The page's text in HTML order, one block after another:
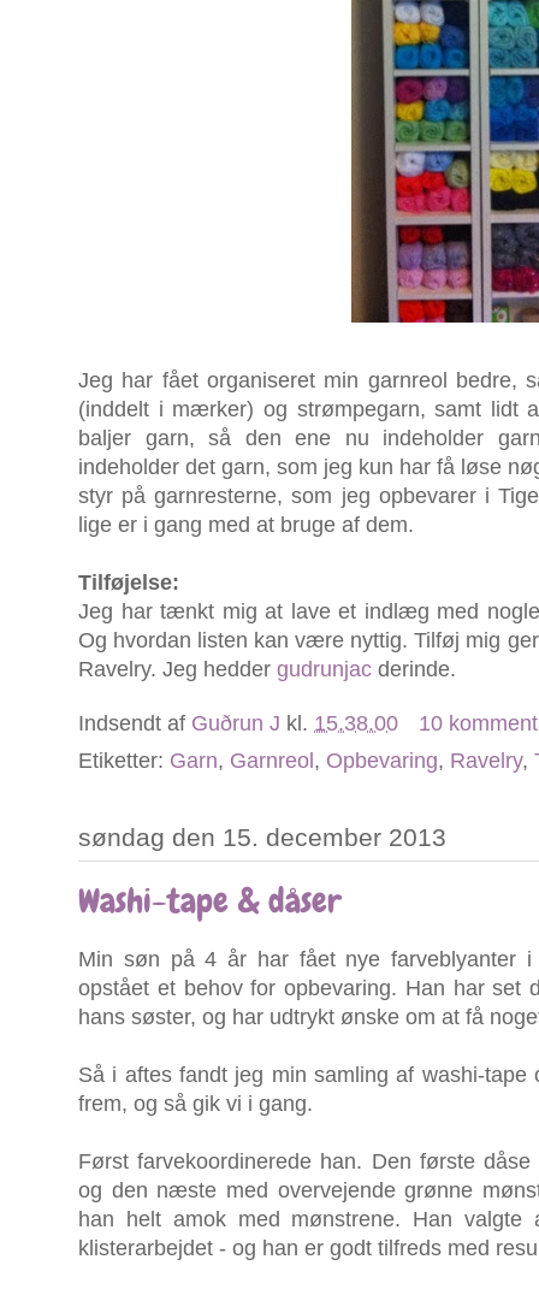
Jeg har fået organiseret min garnreol bedre,
(inddelt i mærker) og strømpegarn, samt lidt
baljer garn, så den ene nu indeholder
indeholder det garn, som jeg kun har få løse
styr på garnresterne, som jeg opbevarer i
lige er i gang med at bruge af dem.
Tilføjelse:
Jeg har tænkt mig at lave et indlæg med
Og hvordan listen kan være nyttig. Tilføj mig
Ravelry. Jeg hedder gudrunjac derinde.
Indsendt af Guðrun J kl. 15.38.00
10
Etiketter: Garn, Garnreol , Opbevaring, Ravelry,
søndag den 15. december 2013
Washi-tape & dåser
Min søn på 4 år har fået nye farveblyanter i
opstået et behov for opbevaring. Han har set
hans søster, og har udtrykt ønske om at få
Så i aftes fandt jeg min samling af washi-tape
frem, og så gik vi i gang.
Først farvekoordinerede han. Den første
og den næste med overvejende grønne
han helt amok med mønstrene. Han
klisterarbejdet - og han er godt tilfreds med